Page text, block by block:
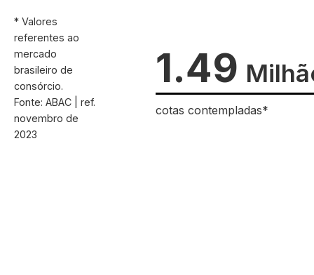
* Valores
referentes ao
mercado
brasileiro de
consórcio.
Fonte: ABAC | ref.
novembro de
2023
1.49
cotas contempladas*